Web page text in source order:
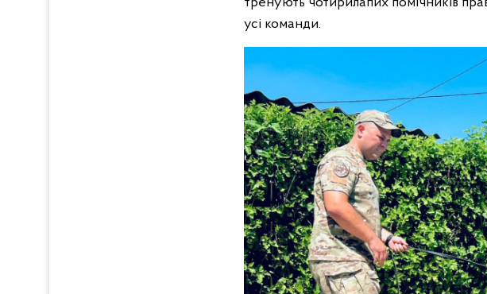
усі команди.